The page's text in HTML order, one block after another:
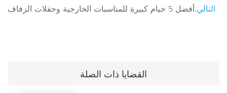
التالي:أفضل 5 خيام كبيرة للمناسبات الخارجية وحفلات الزفاف
القضايا ذات الصلة